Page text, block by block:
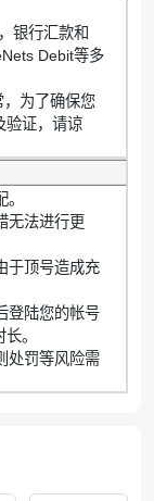
银行汇款和
Debit等多
为了确保您
验证，请谅
无法进行更
于顶号造成充
登陆您的帐号
。
处罚等风险需